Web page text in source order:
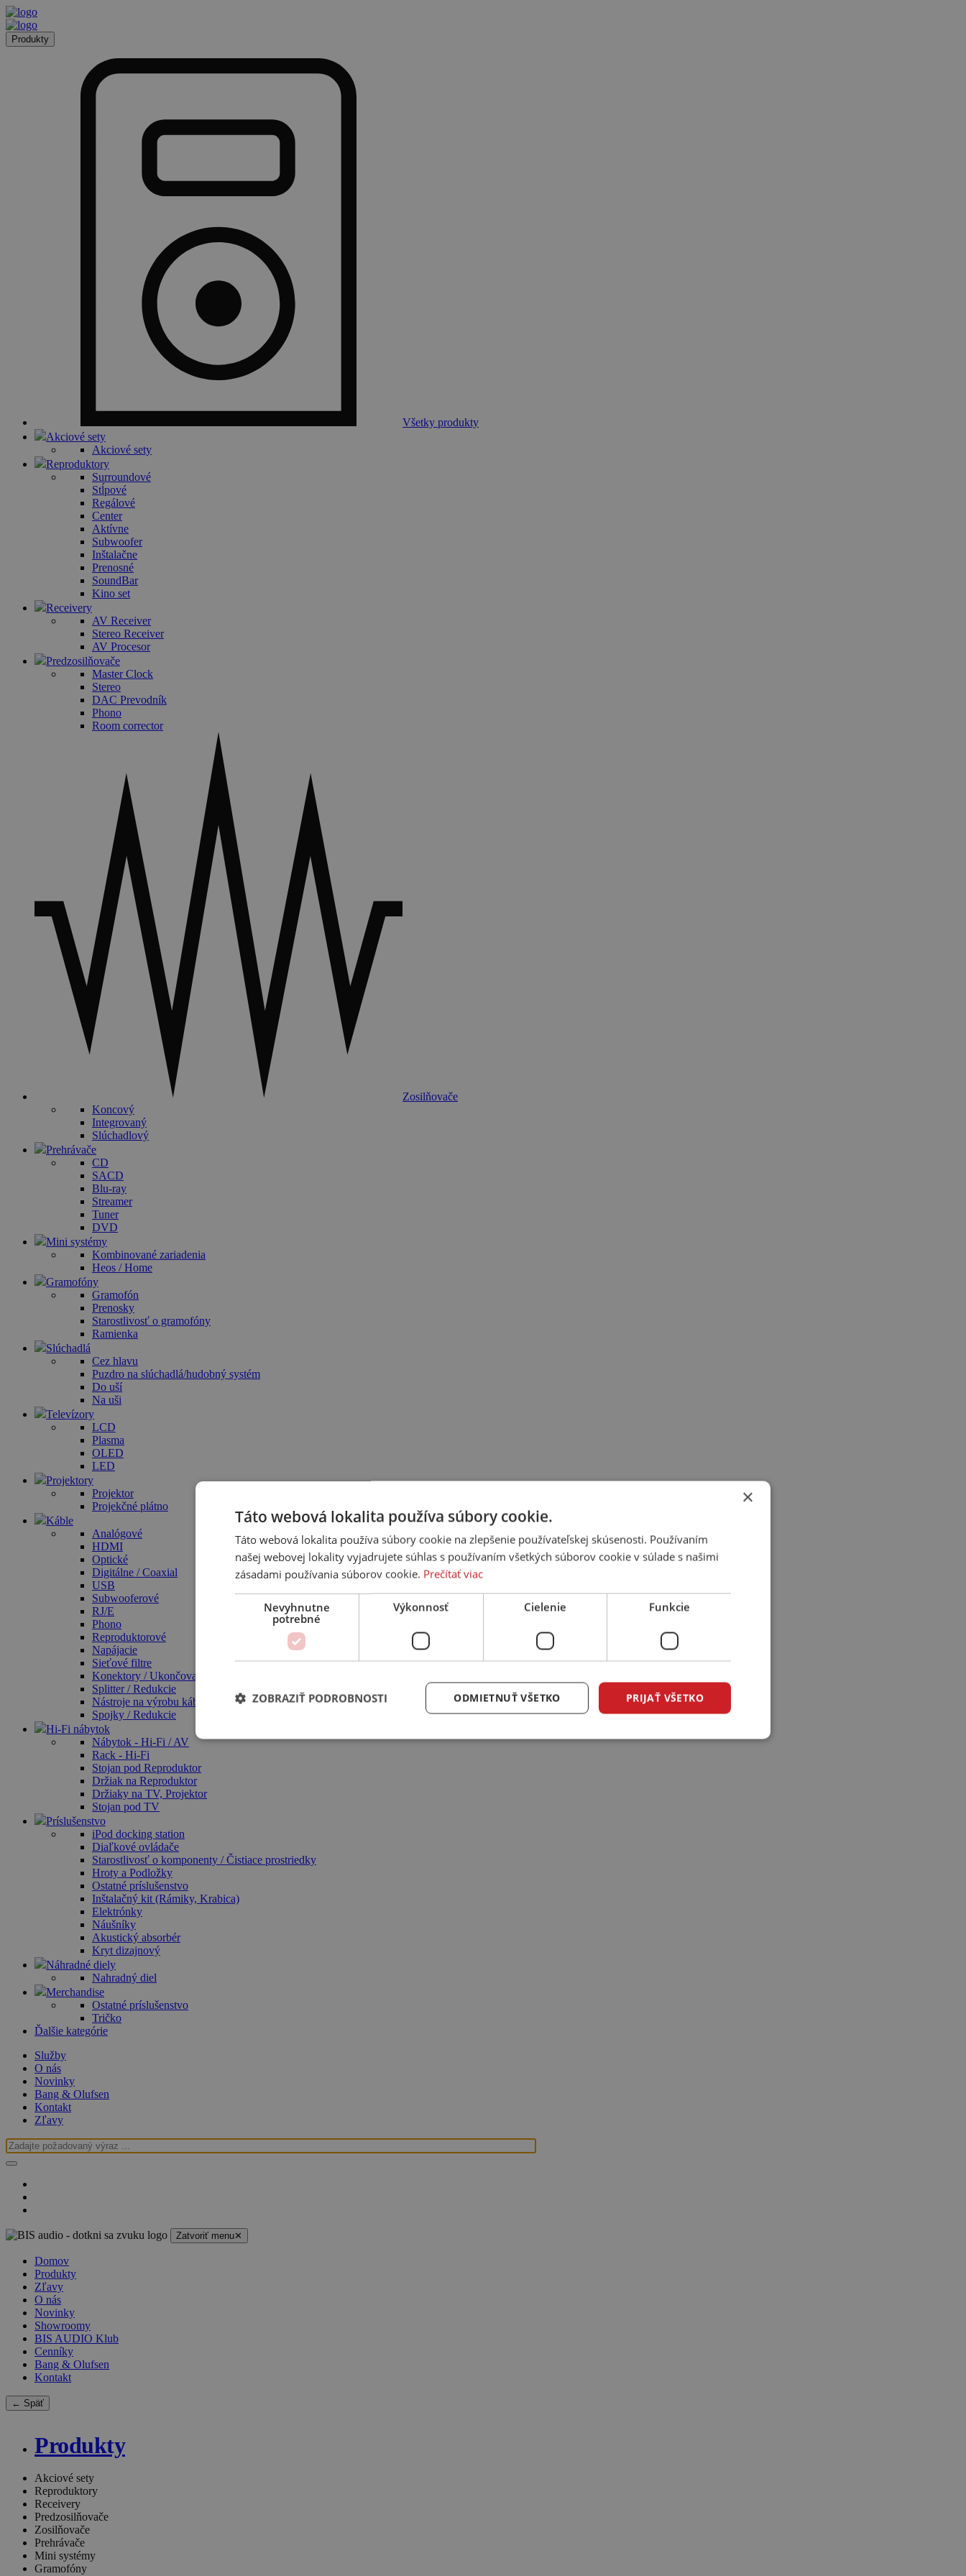
Produkty
Všetky produkty
Akciové sety
Akciové sety
Reproduktory
Surroundové
Stĺpové
Regálové
Center
Aktívne
Subwoofer
Inštalačne
Prenosné
SoundBar
Kino set
Receivery
AV Receiver
Stereo Receiver
AV Procesor
Predzosilňovače
Master Clock
Stereo
DAC Prevodník
Phono
Room corrector
Zosilňovače
Koncový
Integrovaný
Slúchadlový
Prehrávače
CD
SACD
Blu-ray
Streamer
Tuner
DVD
Mini systémy
Kombinované zariadenia
Heos / Home
Gramofóny
Gramofón
Prenosky
Starostlivosť o gramofóny
Ramienka
Slúchadlá
Cez hlavu
Puzdro na slúchadlá/hudobný systém
Do uší
Na uši
Televízory
LCD
Plasma
OLED
LED
Projektory
Projektor
Projekčné plátno
Káble
Analógové
HDMI
Optické
Digitálne / Coaxial
USB
Subwooferové
RJ/E
Phono
Reproduktorové
Napájacie
Sieťové filtre
Konektory / Ukončovacie sety
Splitter / Redukcie
Nástroje na výrobu káblov
Spojky / Redukcie
Hi-Fi nábytok
Nábytok - Hi-Fi / AV
Rack - Hi-Fi
Stojan pod Reproduktor
Držiak na Reproduktor
Držiaky na TV, Projektor
Stojan pod TV
Príslušenstvo
iPod docking station
Diaľkové ovládače
Starostlivosť o komponenty / Čistiace prostriedky
Hroty a Podložky
Ostatné príslušenstvo
Inštalačný kit (Rámiky, Krabica)
Elektrónky
Náušníky
Akustický absorbér
Kryt dizajnový
Náhradné diely
Nahradný diel
Merchandise
Ostatné príslušenstvo
Tričko
Ďalšie kategórie
Služby
O nás
Novinky
Bang & Olufsen
Kontakt
Zľavy
Zatvoriť menu✕
Domov
Produkty
Zľavy
O nás
Novinky
Showroomy
BIS AUDIO Klub
Cenníky
Bang & Olufsen
Kontakt
← Späť
Produkty
Akciové sety
Reproduktory
Receivery
Predzosilňovače
Zosilňovače
Prehrávače
Mini systémy
Gramofóny
×
Táto webová lokalita používa súbory cookie.
Táto webová lokalita používa súbory cookie na zlepšenie používateľskej skúsenosti. Používaním
našej webovej lokality vyjadrujete súhlas s používaním všetkých súborov cookie v súlade s našimi
zásadami používania súborov cookie. Prečítať viac
Nevyhnutne
potrebné
Výkonnosť Cielenie Funkcie
PRIJAŤ VŠETKO
ODMIETNUŤ VŠETKO
ZOBRAZIŤ PODROBNOSTI